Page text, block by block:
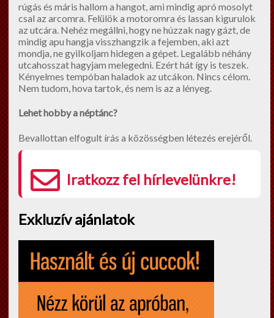
rúgás és máris hallom a hangot, ami mindig apró mosolyt
csal az arcomra. Felülök a motoromra és lassan kigurulok
az utcára. Nehéz megállni, hogy ne húzzak nagy gázt, de
mindig apu hangja visszhangzik a fejemben, aki azt
mondja, ne gyilkoljam hidegen a gépet. Legalább néhány
utcahosszat hagyjam melegedni. Ezért hát így is teszek.
Kényelmes tempóban haladok az utcákon. Nincs célom.
Nem tudom, hova tartok, és nem is az a lényeg.
Lehet hobby a néptánc?
Bevallottan elfogult írás a közösségben létezés erejéről.
Iratkozz fel hírlevelünkre!
Exkluzív ajánlatok